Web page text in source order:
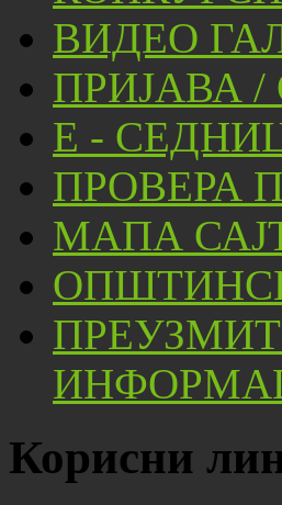
ВИДЕО
ПРИЈАВА /
Е -
ПРОВЕРА
МАПА
Корисни